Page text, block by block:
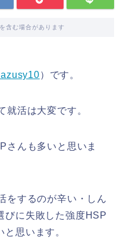
含む場合があります
）です。
就活は大変です。
さんも多いと思いま
をするのが辛い・しん
びに失敗した強度HSP
思います。